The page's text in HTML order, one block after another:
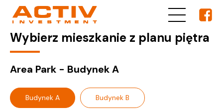
Wybierz mieszkanie z planu piętra
Area Park - Budynek A
Budynek A Budynek B